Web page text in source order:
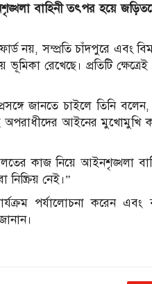
বাহিনী তৎপর হয়ে
নয়, সম্প্রতি চাঁদপুরে এবং
রেখেছে। প্রতিটি
জানতে চাইলে তিনি বলেন,
হচ্ছে অপরাধীদের আইনের
কাজ নিয়ে আইনশৃঙ্খলা
নেই।”
পর্যালোচনা করেন